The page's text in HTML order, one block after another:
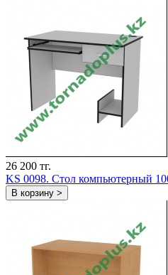
26 200 тг.
KS 0098. Стол компьютерный
В корзину >